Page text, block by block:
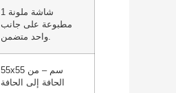
1 شاشة ملونة
مطبوعة على جانب
واحد متضمن.
55x55 سم – من
الحافة إلى الحافة